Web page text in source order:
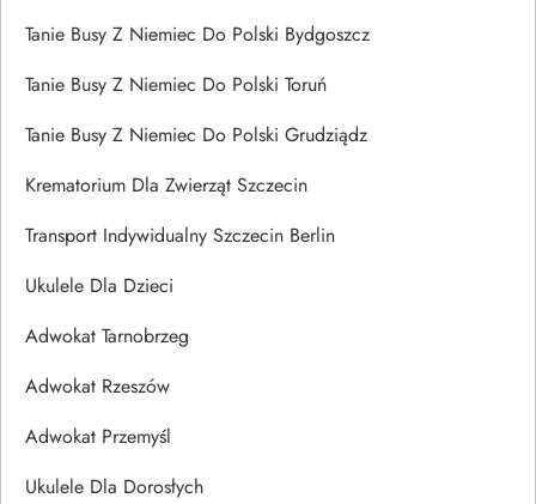
Tanie Busy Z Niemiec Do Polski Bydgoszcz
Tanie Busy Z Niemiec Do Polski Toruń
Tanie Busy Z Niemiec Do Polski Grudziądz
Krematorium Dla Zwierząt Szczecin
Transport Indywidualny Szczecin Berlin
Ukulele Dla Dzieci
Adwokat Tarnobrzeg
Adwokat Rzeszów
Adwokat Przemyśl
Ukulele Dla Dorosłych